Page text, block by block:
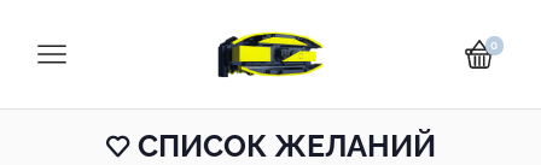
0
СПИСОК ЖЕЛАНИЙ